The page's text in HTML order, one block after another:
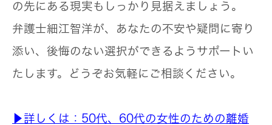
の先にある現実もしっかり見据えましょう。
弁護士細江智洋が、あなたの不安や疑問に寄り
添い、後悔のない選択ができるようサポートい
たします。どうぞお気軽にご相談ください。
▶詳しくは：50代、60代の女性のための離婚